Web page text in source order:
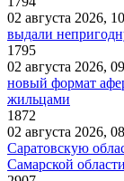
02 августа 2026,
выдали
1795
02 августа 2026,
новый формат
жильцами
1872
02 августа 2026,
Саратовскую
Самарской